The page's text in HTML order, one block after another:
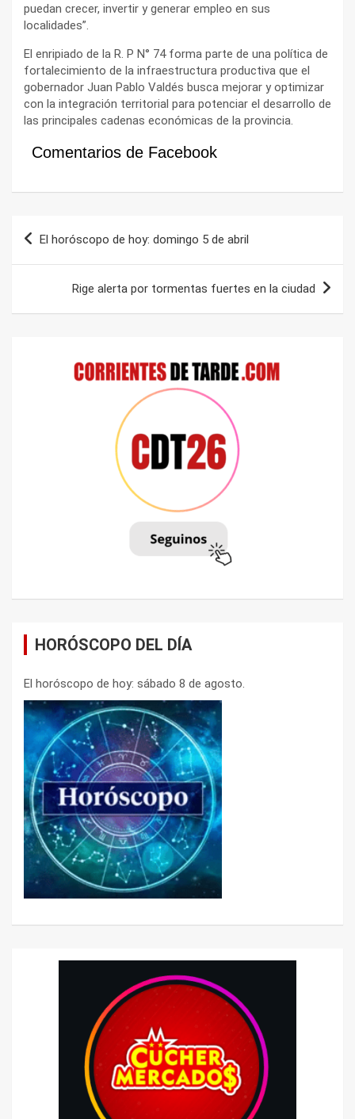
puedan crecer, invertir y generar empleo en sus
localidades”.
El enripiado de la R. P N° 74 forma parte de una política de
fortalecimiento de la infraestructura productiva que el
gobernador Juan Pablo Valdés busca mejorar y optimizar
con la integración territorial para potenciar el desarrollo de
las principales cadenas económicas de la provincia.
Comentarios de Facebook
Navegación
El horóscopo de hoy: domingo 5 de abril
Rige alerta por tormentas fuertes en la ciudad
HORÓSCOPO DEL DÍA
El horóscopo de hoy: sábado 8 de agosto.